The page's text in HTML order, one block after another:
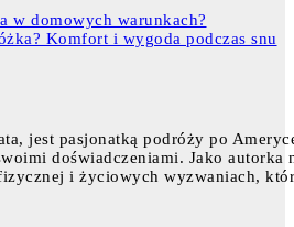
w domowych warunkach?
Komfort i wygoda podczas snu
jest pasjonatką podróży po
doświadczeniami. Jako
i życiowych wyzwaniach,